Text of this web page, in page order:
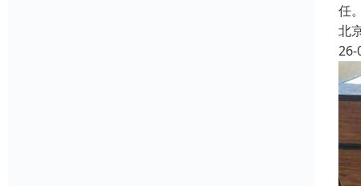
任
北
26-